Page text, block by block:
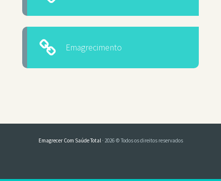
Emagrecimento
Emagrecer Com Saúde Total · 2026 © Todos os direitos reservados